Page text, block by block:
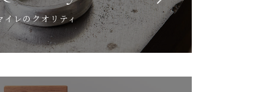
イレのクオリティ